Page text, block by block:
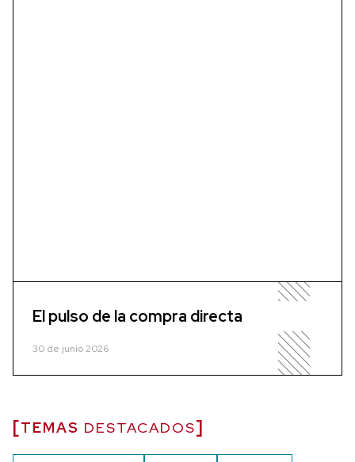
El pulso de la compra directa
30 de junio 2026
TEMAS DESTACADOS